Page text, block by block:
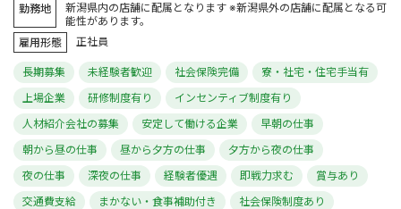
勤務地
新潟県内の店舗に配属となります ※新潟県外の店舗に配属となる可
能性があります。
雇用形態
正社員
長期募集 未経験者歓迎 社会保険完備
寮・社宅・住宅手当有
上場企業
研修制度有り
インセンティブ制度有り
人材紹介会社の募集
安定して働ける企業
早朝の仕事
朝から昼の仕事
昼から夕方の仕事
夕方から夜の仕事
夜の仕事
深夜の仕事 経験者優遇 即戦力求む
賞与あり
交通費支給
まかない・食事補助付き
社会保険制度あり